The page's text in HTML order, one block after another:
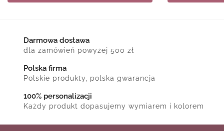
Darmowa dostawa
dla zamówień powyżej 500 zł
Polska firma
Polskie produkty, polska gwarancja
100% personalizacji
Każdy produkt dopasujemy wymiarem i kolorem